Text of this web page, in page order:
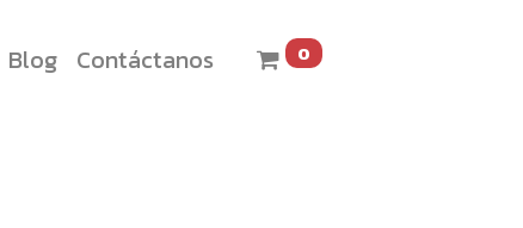
Blog Contáctanos 0